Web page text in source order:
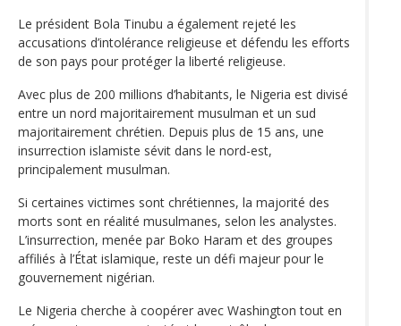
Le président Bola Tinubu a également rejeté les
accusations d’intolérance religieuse et défendu les efforts
de son pays pour protéger la liberté religieuse.
Avec plus de 200 millions d’habitants, le Nigeria est divisé
entre un nord majoritairement musulman et un sud
majoritairement chrétien. Depuis plus de 15 ans, une
insurrection islamiste sévit dans le nord-est,
principalement musulman.
Si certaines victimes sont chrétiennes, la majorité des
morts sont en réalité musulmanes, selon les analystes.
L’insurrection, menée par Boko Haram et des groupes
affiliés à l’État islamique, reste un défi majeur pour le
gouvernement nigérian.
Le Nigeria cherche à coopérer avec Washington tout en